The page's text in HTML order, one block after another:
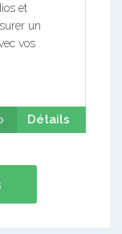
et
un
vos
Détails